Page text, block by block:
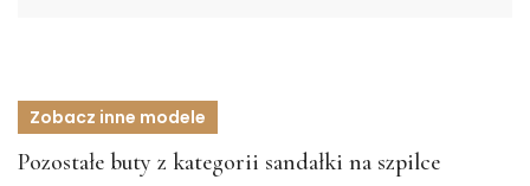
Zobacz inne modele
Pozostałe buty z kategorii sandałki na szpilce